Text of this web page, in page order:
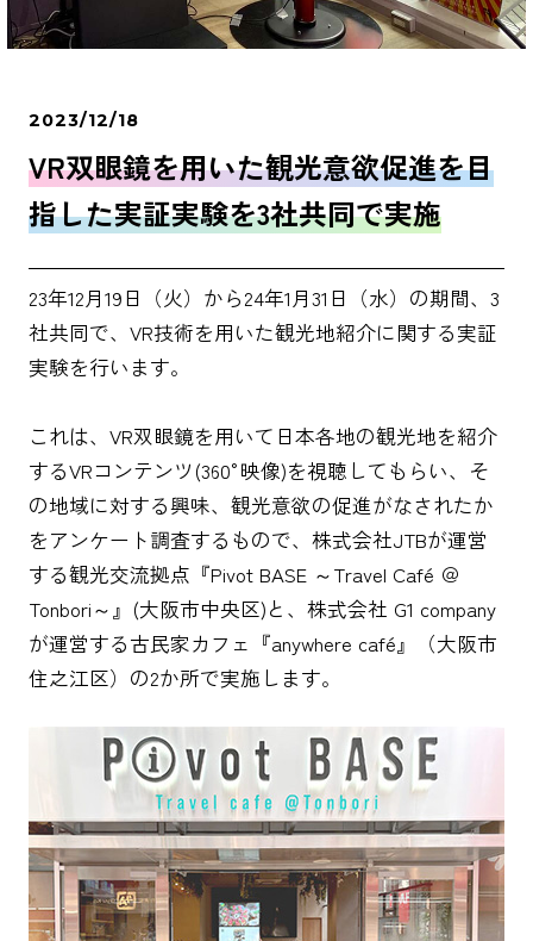
2023/12/18
VR双眼鏡を用いた観光意欲促進を目
指した実証実験を3社共同で実施
23年12月19日（火）から24年1月31日（水）の期間、3
社共同で、VR技術を用いた観光地紹介に関する実証
実験を行います。
これは、VR双眼鏡を用いて日本各地の観光地を紹介
するVRコンテンツ(360°映像)を視聴してもらい、そ
の地域に対する興味、観光意欲の促進がなされたか
をアンケート調査するもので、株式会社JTBが運営
する観光交流拠点『Pivot BASE ～Travel Café ＠
Tonbori～』(大阪市中央区)と、株式会社 G1 company
が運営する古民家カフェ『anywhere café』（大阪市
住之江区）の2か所で実施します。